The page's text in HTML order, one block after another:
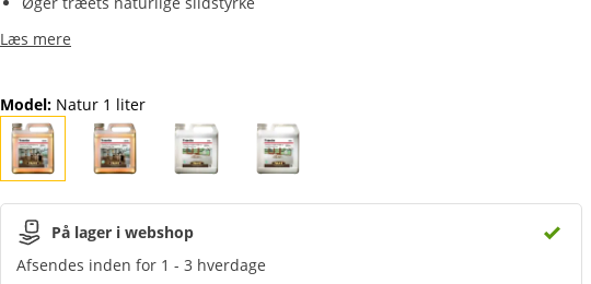
Læs mere
Model: Natur 1 liter
På lager i webshop
Afsendes inden for 1 - 3 hverdage